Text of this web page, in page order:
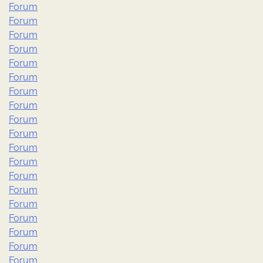
Forum
Forum
Forum
Forum
Forum
Forum
Forum
Forum
Forum
Forum
Forum
Forum
Forum
Forum
Forum
Forum
Forum
Forum
Forum